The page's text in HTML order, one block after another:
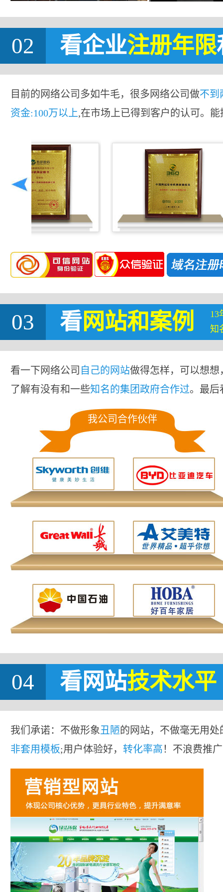
02 看企业注册年限
目前的网络公司多如牛毛，很多网络公司做不到
资金:100万以上,在市场上已得到客户的认可。
03 看网站和案例
13
知
看一下网络公司 自己的网站做得怎样，可以想
了解有没有和一些知名的集团政府合作过。最后
我公司合作伙伴
04 看网站技术水平
我们承诺：不做形象丑陋的网站，不做毫无用处
非套用模板;用户体验好， 转化率高！不浪费推